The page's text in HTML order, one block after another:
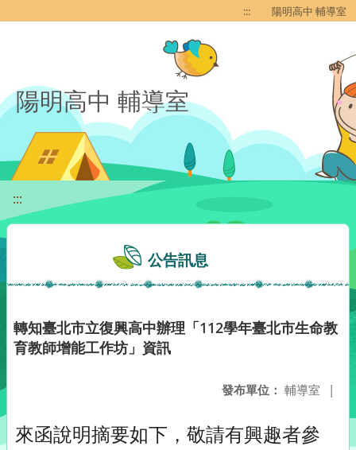
::: 陽明高中 輔導室
陽明高中 輔導室
:::
公告訊息
轉知臺北市立復興高中辦理「112學年臺北市生命教
育教師增能工作坊」資訊
發布單位： 輔導室 |
來函說明摘要如下，敬請有興趣者參